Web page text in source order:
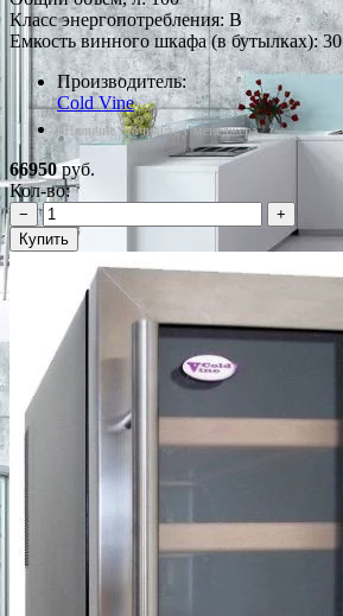
Класс энергопотребления: B
Емкость винного шкафа (в бутылках): 30
Производитель:
Cold Vine
*Наличие уточняйте у менеджера
66950руб.
Кол-во:
−
+
Купить